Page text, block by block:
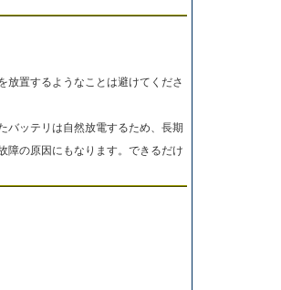
放置するようなことは避けてくださ
バッテリは自然放電するため、長期
障の原因にもなります。できるだけ